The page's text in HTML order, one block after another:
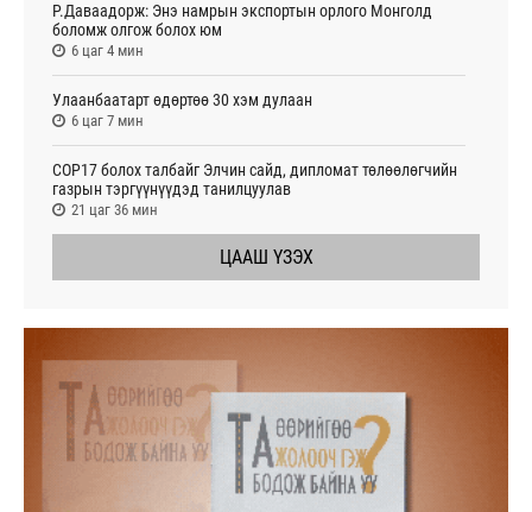
Р.Даваадорж: Энэ намрын экспортын орлого Монголд
боломж олгож болох юм
6 цаг 4 мин
Улаанбаатарт өдөртөө 30 хэм дулаан
6 цаг 7 мин
СОР17 болох талбайг Элчин сайд, дипломат төлөөлөгчийн
газрын тэргүүнүүдэд танилцуулав
21 цаг 36 мин
ЦААШ ҮЗЭХ